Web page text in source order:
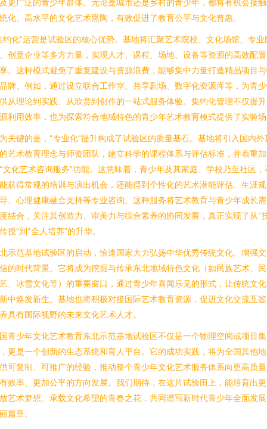
更广泛的青少年群体。无论是城市还是乡村的青少年，都将有机会接
化、高水平的文化艺术熏陶，有效促进了教育公平与文化普惠。
约化”运营是试验区的核心优势。基地将汇聚艺术院校、文化场馆、专业
创意企业等多方力量，实现人才、课程、场地、设备等资源的高效配
。这种模式避免了重复建设与资源浪费，能够集中力量打造精品项目
牌。例如，通过设立联合工作室、共享剧场、数字化资源库等，为青
从理论到实践、从欣赏到创作的一站式服务体验。集约化管理不仅提
利用效率，也为探索符合地域特色的青少年艺术教育模式提供了实验
关键的是，“专业化”提升构成了试验区的质量基石。基地将引入国内外
艺术教育理念与师资团队，建立科学的课程体系与评估标准，并着重加
文化艺术咨询服务”功能。这意味着，青少年及其家庭、学校乃至社区，
获得常规的培训与演出机会，还能得到个性化的艺术潜能评估、生涯
、心理健康融合支持等专业咨询。这种服务将艺术教育与青少年成长
结合，关注其创造力、审美力与综合素养的协同发展，真正实现了从“
授”到“全人培养”的升华。
示范基地试验区的启动，恰逢国家大力弘扬中华优秀传统文化、增强
的时代背景。它将成为挖掘与传承东北地域特色文化（如民族艺术、
、冰雪文化等）的重要窗口，通过青少年喜闻乐见的形式，让传统文
中焕发新生。基地也将积极对接国际艺术教育资源，促进文化交流互
具有国际视野的未来文化艺术人才。
青少年文化艺术教育东北示范基地试验区不仅是一个物理空间或项目集
更是一个创新的生态系统和育人平台。它的成功实践，将为全国其他
可复制、可推广的经验，推动整个青少年文化艺术服务体系向更高质
效率、更加公平的方向发展。我们期待，在这片试验田上，能培育出
艺术梦想、承载文化希望的青春之花，共同谱写新时代青少年全面发
篇章。